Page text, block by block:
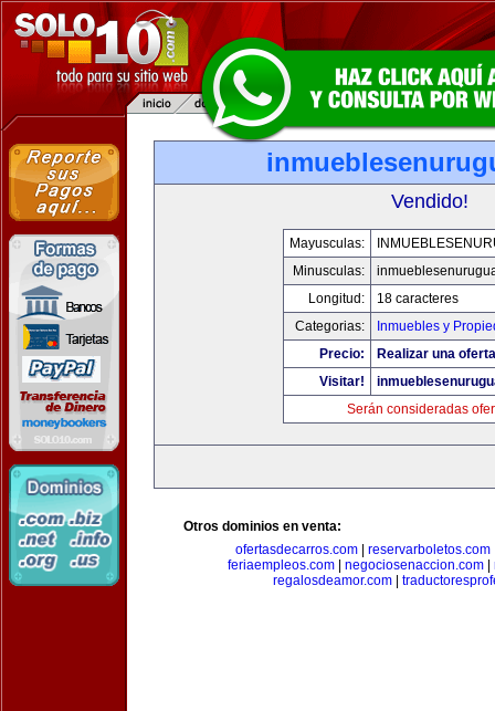
Vendido!
Mayusculas:
Minusculas:
Longitud:
18 caracteres
Categorias:
Inmuebles y
Precio:
Realizar una
Visitar!
Serán consideradas
Otros dominios en venta:
ofertasdecarros.com| reservarboletos.com
feriaempleos.com
negociosenaccion.com
regalosdeamor.com